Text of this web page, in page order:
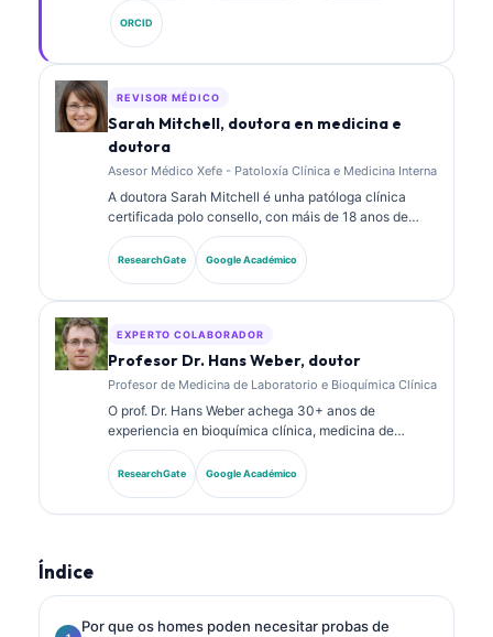
a exactitude médica da rede neuronal propietaria. O
doutor Klein publicou extensamente sobre a
interpretación de biomarcadores e diagnósticos de
laboratorio en temas de medicina de laboratorio.
ORCID
REVISOR MÉDICO
Sarah Mitchell, doutora en medicina e
doutora
Asesor Médico Xefe - Patoloxía Clínica e Medicina Interna
A doutora Sarah Mitchell é unha patóloga clínica
certificada polo consello, con máis de 18 anos de
experiencia en medicina de laboratorio e análise
diagnóstica. Ten certificacións de especialidade en
química clínica e publicou extensamente sobre
ResearchGate Google Académico
EXPERTO COLABORADOR
Profesor Dr. Hans Weber, doutor
Profesor de Medicina de Laboratorio e Bioquímica Clínica
O prof. Dr. Hans Weber achega 30+ anos de
experiencia en bioquímica clínica, medicina de
laboratorio e investigación de biomarcadores. Ex
presidente da Sociedade Alemá de Química Clínica,
especialízase na análise de paneis diagnósticos, na
ResearchGate Google Académico
Índice
Por que os homes poden necesitar probas de